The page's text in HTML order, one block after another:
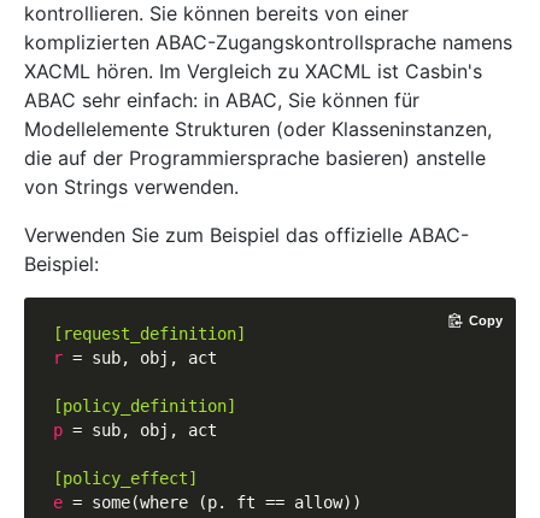
kontrollieren. Sie können bereits von einer
komplizierten ABAC-Zugangskontrollsprache namens
XACML hören. Im Vergleich zu XACML ist Casbin's
ABAC sehr einfach: in ABAC, Sie können für
Modellelemente Strukturen (oder Klasseninstanzen,
die auf der Programmiersprache basieren) anstelle
von Strings verwenden.
Verwenden Sie zum Beispiel das offizielle ABAC-
Beispiel:
[request_definition]
r = sub, obj, act
[policy_definition]
p = sub, obj, act
[policy_effect]
e = some(where (p. ft == allow))
Copy